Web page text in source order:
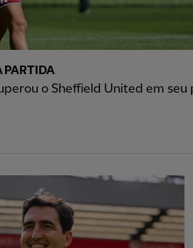
PARTIDA
o Sheffield United em